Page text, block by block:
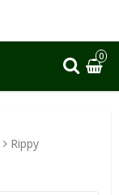
0
Rippy